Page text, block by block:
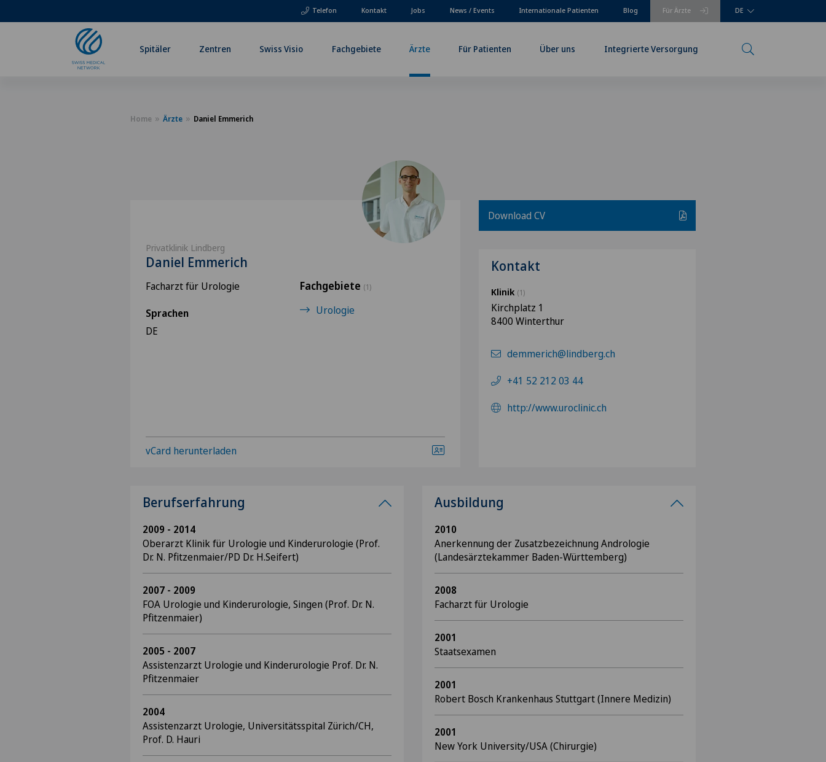
Telefon Für Ärzte
Kontakt Jobs News / Events Internationale Patienten Blog DE
Spitäler Zentren Swiss Visio Fachgebiete Ärzte Für Patienten Über uns Integrierte Versorgung
Home Ärzte Daniel Emmerich
Privatklinik Lindberg
Daniel Emmerich
Facharzt für Urologie
Sprachen
DE
Fachgebiete (1)
Urologie
vCard herunterladen
Download CV
Kontakt
Klinik (1)
Kirchplatz 1
8400 Winterthur
demmerich@lindberg.ch
+41 52 212 03 44
http://www.uroclinic.ch
Berufserfahrung
2009 - 2014
Oberarzt Klinik für Urologie und Kinderurologie (Prof.
Dr. N. Pfitzenmaier/PD Dr. H.Seifert)
2007 - 2009
FOA Urologie und Kinderurologie, Singen (Prof. Dr. N.
Pfitzenmaier)
2005 - 2007
Assistenzarzt Urologie und Kinderurologie Prof. Dr. N.
Pfitzenmaier
2004
Assistenzarzt Urologie, Universitätsspital Zürich/CH,
Prof. D. Hauri
Ausbildung
2010
Anerkennung der Zusatzbezeichnung Andrologie
(Landesärztekammer Baden-Württemberg)
2008
Facharzt für Urologie
2001
Staatsexamen
2001
Robert Bosch Krankenhaus Stuttgart (Innere Medizin)
2001
New York University/USA (Chirurgie)